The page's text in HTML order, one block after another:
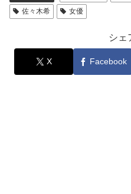
佐々木希
女優
シェ
X Facebook